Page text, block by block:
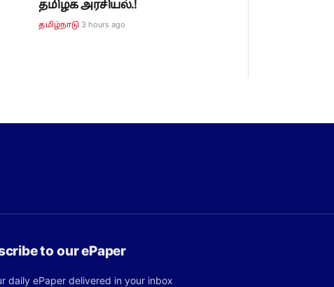
தமிழக அரசியல்.!
தமிழ்நாடு 3 hours ago
to our ePaper
daily ePaper delivered in your inbox